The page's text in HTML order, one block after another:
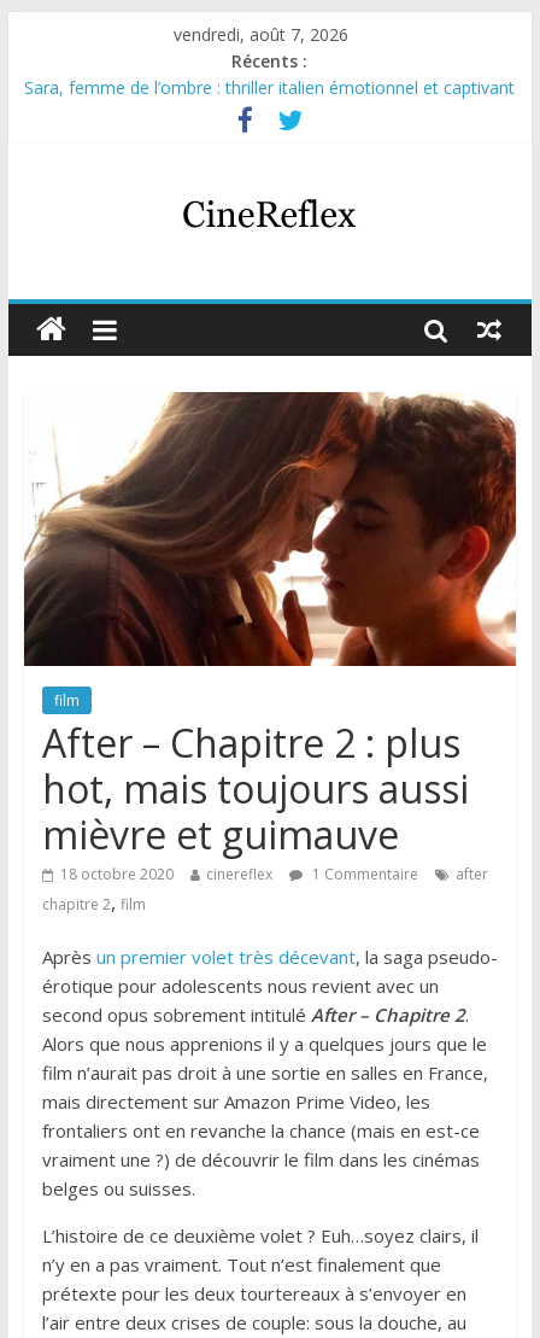
vendredi, août 7, 2026
Récents :
Sara, femme de l’ombre : thriller italien émotionnel et captivant
Journal d’une fille larguée : nouvelle série suédoise sur Netflix
Aema : mini-série sur le tournage d’un film érotique devenu
Glass Heart : excellente série musicale avec Takeru Satō
Olympo, saison 1 : nouvelle série qui séduira les fans de
film
After – Chapitre 2 : plus
hot, mais toujours aussi
mièvre et guimauve
18 octobre 2020 cinereflex 1 Commentaire
after
chapitre 2, film
Après un premier volet très décevant, la saga pseudo-
érotique pour adolescents nous revient avec un
second opus sobrement intitulé After – Chapitre 2.
Alors que nous apprenions il y a quelques jours que le
film n’aurait pas droit à une sortie en salles en France,
mais directement sur Amazon Prime Video, les
frontaliers ont en revanche la chance (mais en est-ce
vraiment une ?) de découvrir le film dans les cinémas
belges ou suisses.
L’histoire de ce deuxième volet ? Euh…soyez clairs, il
n’y en a pas vraiment. Tout n’est finalement que
prétexte pour les deux tourtereaux à s’envoyer en
l’air entre deux crises de couple: sous la douche, au